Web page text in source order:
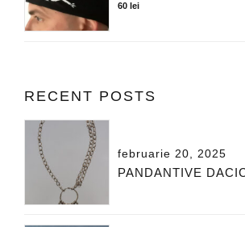
60 lei
RECENT POSTS
februarie 20, 2025
PANDANTIVE